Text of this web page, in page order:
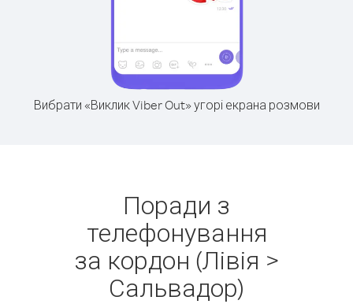
Вибрати «Виклик Viber Out» угорі екрана розмови
Поради з
телефонування
за кордон (Лівія >
Сальвадор)